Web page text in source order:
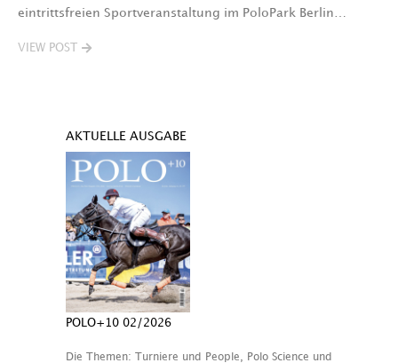
eintrittsfreien Sportveranstaltung im PoloPark Berlin…
VIEW POST
AKTUELLE AUSGABE
POLO+10 02/2026
Die Themen: Turniere und People, Polo Science und